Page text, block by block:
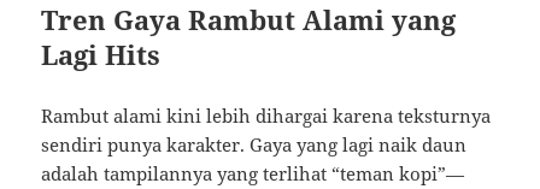
Tren Gaya Rambut Alami yang
Lagi Hits
Rambut alami kini lebih dihargai karena teksturnya
sendiri punya karakter. Gaya yang lagi naik daun
adalah tampilannya yang terlihat “teman kopi”—